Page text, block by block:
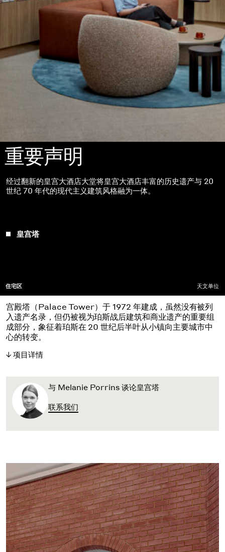
重要声明
经过翻新的皇宫大酒店大堂将皇宫大酒店丰富的历史遗产与 20
世纪 70 年代的现代主义建筑风格融为一体。
皇宫塔
住宅区 天文单位
宫殿塔（Palace Tower）于 1972 年建成，虽然没有被列
入遗产名录，但仍被视为珀斯战后建筑和商业遗产的重要组
成部分，象征着珀斯在 20 世纪后半叶从小镇向主要城市中
心的转变。
项目详情
与 Melanie Porrins 谈论皇宫塔
联系我们